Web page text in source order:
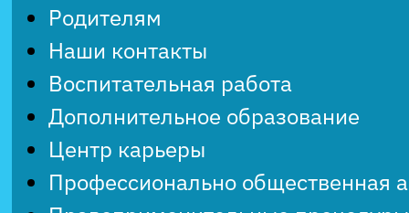
Родителям
Наши контакты
Воспитательная работа
Дополнительное образование
Центр карьеры
Профессионально общественная